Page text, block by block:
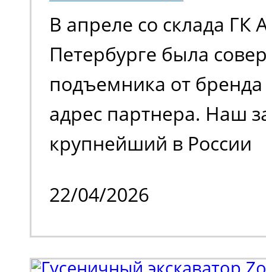
В апреле со склада ГК
Петербурге была
подъемника от
адрес партнера. Наш
крупнейший в России
деятельности
и реализация
также тяжелое
22/04/2026